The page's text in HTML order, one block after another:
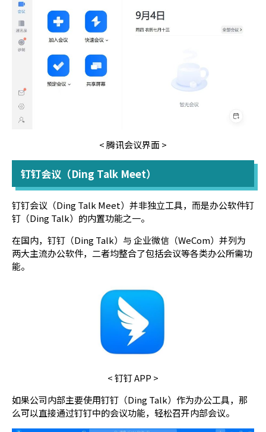
< 腾讯会议界面 >
钉钉会议（Ding Talk Meet）
钉钉会议（Ding Talk Meet）并非独立工具，而是办公软件钉
钉（Ding Talk）的内置功能之一。
在国内，钉钉（Ding Talk）与 企业微信（WeCom）并列为
两大主流办公软件，二者均整合了包括会议等各类办公所需功
能。
< 钉钉 APP >
如果公司内部主要使用钉钉（Ding Talk）作为办公工具，那
么可以直接通过钉钉中的会议功能，轻松召开内部会议。